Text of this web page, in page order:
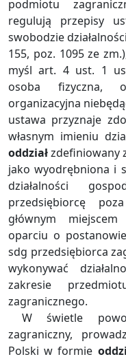
podmiotu
regulują przepisy
swobodzie
155, poz. 1095 ze
myśl art. 4 ust. 1
osoba fizyczna,
organizacyjna
ustawa przyznaje
własnym imieniu
oddziałzdefiniowany
jako wyodrębniona i
działalności
przedsiębiorcę
głównym
oparciu o
sdg przedsiębiorca
wykonywać
zakresie
zagranicznego.
W świetle
zagraniczny,
Polski w formie